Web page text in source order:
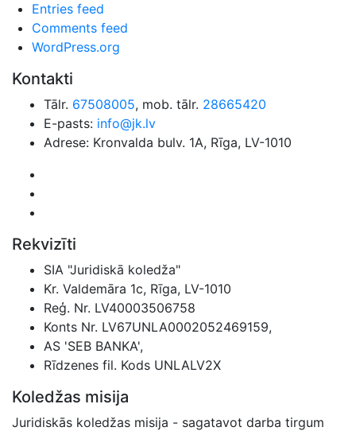
Entries feed
Comments feed
WordPress.org
Kontakti
Tālr. 67508005, mob. tālr. 28665420
E-pasts: info@jk.lv
Adrese: Kronvalda bulv. 1A, Rīga, LV-1010
Rekvizīti
SIA "Juridiskā koledža"
Kr. Valdemāra 1c, Rīga, LV-1010
Reģ. Nr. LV40003506758
Konts Nr. LV67UNLA0002052469159,
AS 'SEB BANKA',
Rīdzenes fil. Kods UNLALV2X
Koledžas misija
Juridiskās koledžas misija - sagatavot darba tirgum